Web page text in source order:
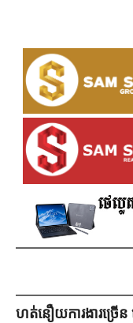
ហត់នឿយការងារច្រើ